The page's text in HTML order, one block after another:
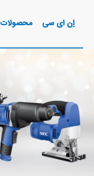
اِن ای سی محصولات